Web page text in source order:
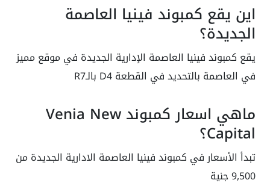
اين يقع كمبوند فينيا العاصمة
الجديدة؟
يقع كمبوند فينيا العاصمة الإدارية الجديدة في موقع مميز
في العاصمة بالتحديد في القطعة D4 بالـR7
ماهي اسعار كمبوند Venia New
Capital؟
تبدأ الأسعار في كمبوند فينيا العاصمة الادارية الجديدة من
9,500 جنية